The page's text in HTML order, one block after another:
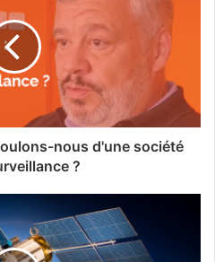
nous d'une société
?